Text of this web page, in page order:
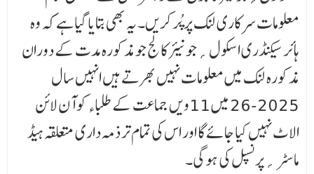
معلومات سرکاری لنک پر پُر کریں۔ یہ بھی بتایا گیا ہے کہ وہ
ہائر سیکنڈری اسکول؍جونیئر کالج جو مذکورہ مدت کے دوران
مذکورہ لنک میں معلومات نہیں بھرتے ہیں انہیں سال
2025-26 میں 11ویں جماعت کے طلباء کو آن لائن
الاٹ نہیں کیا جائے گا اور اس کی تمام تر ذمہ داری متعلقہ ہیڈ
ماسٹر؍پرنسپل کی ہوگی۔